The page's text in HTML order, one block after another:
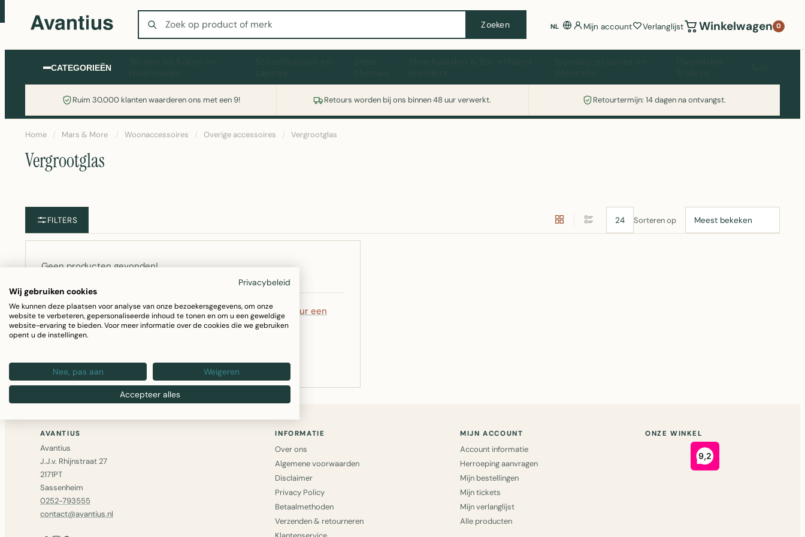
Zoeken
Zoeken NL Mijn account Verlanglijst Winkelwagen 0
CATEGORIEËN
Ruim 30.000 klanten waarderen ons met een 9! Retours worden bij ons binnen 48 uur verwerkt. Retourtermijn: 14 dagen na ontvangst.
Wasmachine of koelkast nodig? Vergelijk alle prijzen op Witgoedaanbod.nl
Home / Mars & More / Woonaccessoires / Overige accessoires / Vergrootglas
Vergrootglas
FILTERS Sorteren op
Geen producten gevonden!
Niet gevonden wat u zocht? Bel ons op0252 – 793555of
stuur een
bericht— we zoeken het voor u op.
GA VERDER MET WINKELEN
AVANTIUS
Avantius
J.J.v. Rhijnstraat 27
2171PT
Sassenheim
0252-793555
contact@avantius.nl
INFORMATIE
Over ons
Algemene voorwaarden
Disclaimer
Privacy Policy
Betaalmethoden
Verzenden & retourneren
MIJN ACCOUNT
Account informatie
Herroeping aanvragen
Mijn bestellingen
Mijn tickets
Mijn verlanglijst
Alle producten
ONZE WINKEL
Privacybeleid
Wij gebruiken cookies
We kunnen deze plaatsen voor analyse van onze bezoekersgegevens, om onze
website te verbeteren, gepersonaliseerde inhoud te tonen en om u een geweldige
website-ervaring te bieden. Voor meer informatie over de cookies die we gebruiken
opent u de instellingen.
Nee, pas aan Weigeren
Accepteer alles